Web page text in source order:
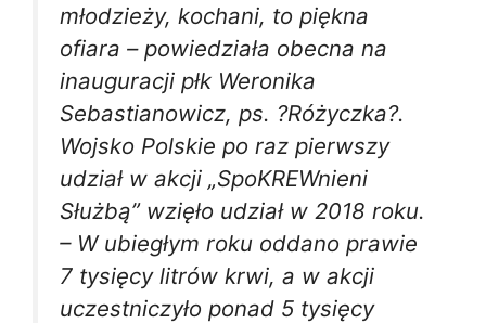
młodzieży, kochani, to piękna
ofiara – powiedziała obecna na
inauguracji płk Weronika
Sebastianowicz, ps. ?Różyczka?.
Wojsko Polskie po raz pierwszy
udział w akcji „SpoKREWnieni
Służbą” wzięło udział w 2018 roku.
– W ubiegłym roku oddano prawie
7 tysięcy litrów krwi, a w akcji
uczestniczyło ponad 5 tysięcy